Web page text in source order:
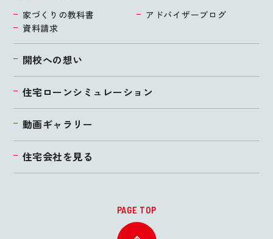
家づくりの教科書
アドバイザーブログ
資料請求
開校への想い
住宅ローンシミュレーション
動画ギャラリー
住宅会社を見る
PAGE TOP